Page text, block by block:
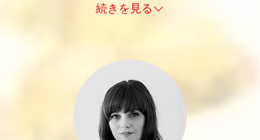
続きを見る